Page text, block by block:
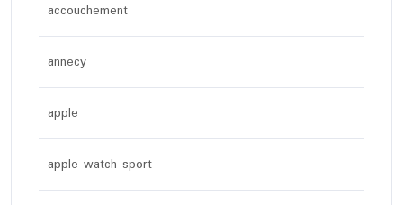
accouchement
annecy
apple
apple watch sport